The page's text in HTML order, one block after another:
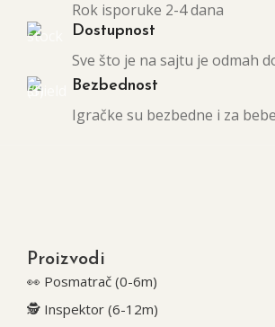
Rok isporuke 2-4 dana
Dostupnost
Sve što je na sajtu je odmah
Bezbednost
Igračke su bezbedne i za
Proizvodi
👀 Posmatrač (0-6m)
🕵️ Inspektor (6-12m)